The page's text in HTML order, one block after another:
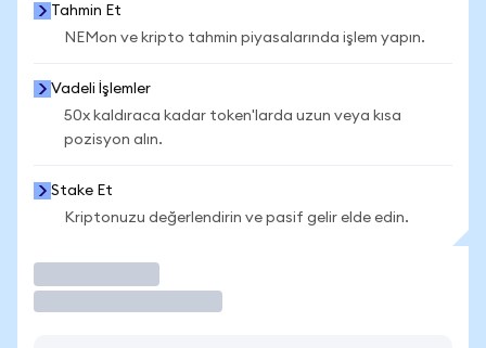
Tahmin Et
NEMon ve kripto tahmin piyasalarında işlem yapın.
Vadeli İşlemler
50x kaldıraca kadar token'larda uzun veya kısa
pozisyon alın.
Stake Et
Kriptonuzu değerlendirin ve pasif gelir elde edin.